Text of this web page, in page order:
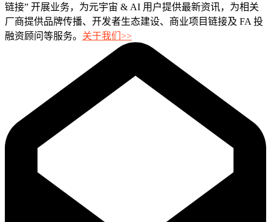
链接” 开展业务，为元宇宙 & AI 用户提供最新资讯，为相关
厂商提供品牌传播、开发者生态建设、商业项目链接及 FA 投
融资顾问等服务。 关于我们>>